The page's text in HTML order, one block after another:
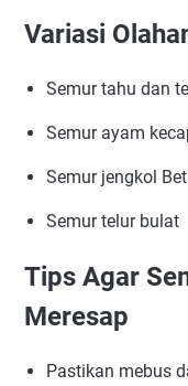
Variasi
Semur tahu dan
Semur ayam
Semur jengkol
Semur telur bulat
Tips Agar
Meresap
Pastikan mebus